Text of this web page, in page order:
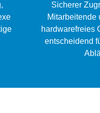
Sicherer
Mitarbeitende
hardwarefreies
entscheidend